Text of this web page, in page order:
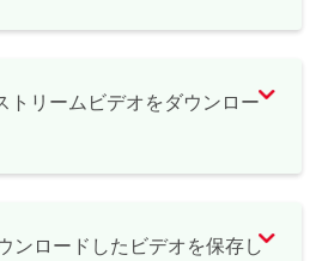
リームビデオをダウンロー
ンロードしたビデオを保存し